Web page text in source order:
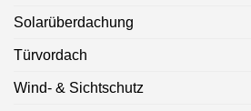
Solarüberdachung
Türvordach
Wind- & Sichtschutz